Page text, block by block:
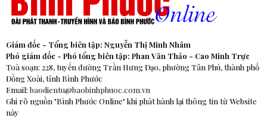
Giám đốc - Tổng biên tập: Nguyễn Thị Minh Nhâm
Phó giám đốc - Phó tổng biên tập: Phan Văn Thảo - Cao Minh Trực
Toà soạn: 228, tuyến đường Trần Hưng Đạo, phường Tân Phú, thành phố
Đồng Xoài, tỉnh Bình Phước
Email: baodientu@baobinhphuoc.com.vn
Ghi rõ nguồn "Bình Phước Online" khi phát hành lại thông tin từ Website
này